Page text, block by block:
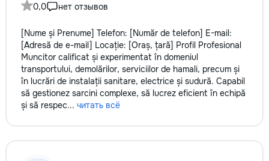
0,0
нет отзывов
[Nume și Prenume] Telefon: [Număr de telefon] E-mail:
[Adresă de e-mail] Locație: [Oraș, țară] Profil Profesional
Muncitor calificat și experimentat în domeniul
transportului, demolărilor, serviciilor de hamali, precum și
în lucrări de instalații sanitare, electrice și sudură. Capabil
să gestionez sarcini complexe, să lucrez eficient în echipă
și să respec... читать всё